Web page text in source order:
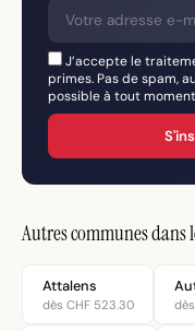
J’accepte le
primes. Pas de spam,
possible à tout
Autres communes dans
Attalens
dès CHF 523.30